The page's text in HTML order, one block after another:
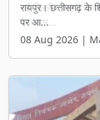
रायपुर। छत्तीसगढ़ के
पर आ...
08 Aug 2026 |